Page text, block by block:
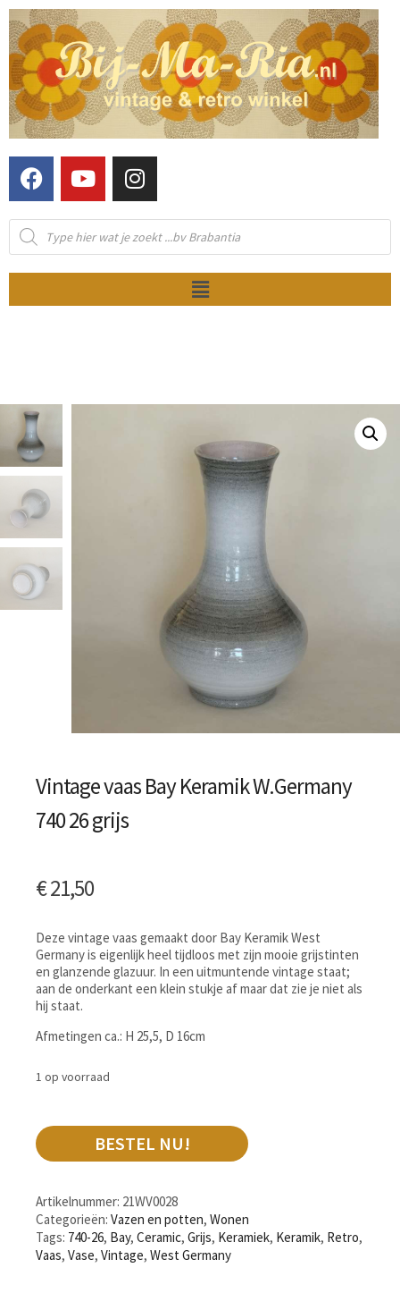
Vintage vaas Bay Keramik W.Germany
740 26 grijs
€21,50
Deze vintage vaas gemaakt door Bay Keramik West
Germany is eigenlijk heel tijdloos met zijn mooie grijstinten
en glanzende glazuur. In een uitmuntende vintage staat;
aan de onderkant een klein stukje af maar dat zie je niet als
hij staat.
Afmetingen ca.: H 25,5, D 16cm
1 op voorraad
BESTEL NU!
Artikelnummer: 21WV0028
Categorieën: Vazen en potten, Wonen
Tags: 740-26, Bay, Ceramic, Grijs, Keramiek, Keramik, Retro,
Vaas, Vase, Vintage, West Germany